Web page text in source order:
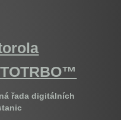
řada digitálních